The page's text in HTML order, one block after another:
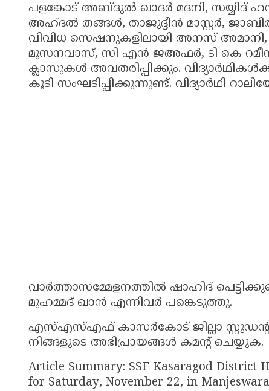
പളങ്കോട് അബ്ദുൽ ഖാദർ മദനി,
അഹ്ദൽ തങ്ങൾ, താജുദ്ദീൻ മാസ്റ്റർ,
വിവിധ സെഷനുകളിലായി അനസ്
മൂസനവാസ്, സി എൻ ജഅഫർ, ടി കെ
ക്ലാസുകൾ അവതരിപ്പിക്കും.
കൂടി സംഘടിപ്പിക്കുന്നുണ്ട്. വിദ്യാർഥി
വാർത്താസമ്മേളനത്തിൽ ഷാഹിദ്
മുഹമ്മദ് ഖാൻ എന്നിവർ പങ്കെടുത്തു.
എസ്എസ്എഫ് കാസർകോട് ജില്ലാ
നിങ്ങളുടെ അഭിപ്രായങ്ങൾ കമൻ്റ് ചെയ്യുക.
Article Summary: SSF Kasaragod District
for Saturday, November 22, in